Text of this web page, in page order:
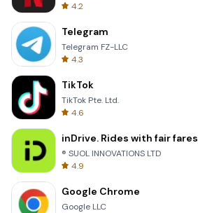
4.2
Telegram
Telegram FZ-LLC
4.3
TikTok
TikTok Pte. Ltd.
4.6
inDrive. Rides with fair fares
® SUOL INNOVATIONS LTD
4.9
Google Chrome
Google LLC